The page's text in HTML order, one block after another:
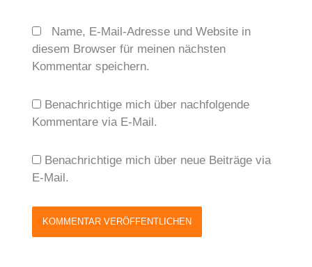
Name, E-Mail-Adresse und Website in
diesem Browser für meinen nächsten
Kommentar speichern.
Benachrichtige mich über nachfolgende
Kommentare via E-Mail.
Benachrichtige mich über neue Beiträge via
E-Mail.